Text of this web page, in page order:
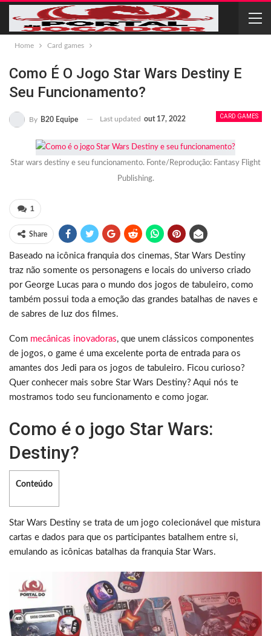
Home Card games
Como É O Jogo Star Wars Destiny E
Seu Funcionamento?
CARD GAMES
By B20 Equipe Last updated out 17, 2022
Star wars destiny e seu funcionamento. Fonte/Reprodução: Fantasy Flight
Publishing.
1
Share
Baseado na icônica franquia dos cinemas, Star Wars Destiny
traz não somente os personagens e locais do universo criado
por George Lucas para o mundo dos jogos de tabuleiro, como
também possui toda a emoção das grandes batalhas de naves e
de sabres de luz dos filmes.
Com mecânicas inovadoras, que unem clássicos componentes
de jogos, o game é uma excelente porta de entrada para os
amantes dos Jedi para os jogos de tabuleiro. Ficou curioso?
Quer conhecer mais sobre Star Wars Destiny? Aqui nós te
mostramos todo seu funcionamento e como jogar.
Como é o jogo Star Wars:
Destiny?
Conteúdo
Star Wars Destiny se trata de um jogo colecionável que mistura
cartas e dados para que os participantes batalhem entre si,
emulando as icônicas batalhas da franquia Star Wars.